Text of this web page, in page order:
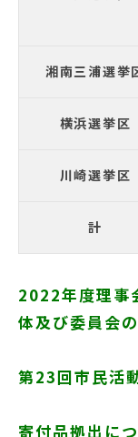
湘南三浦選挙
横浜選挙区
川崎選挙区
計
2022年度理事
体及び委員会
第23回市民活
寄付品拠出に